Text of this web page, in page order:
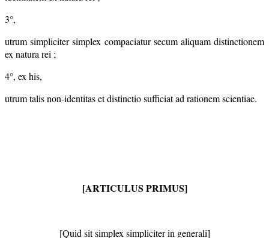
3°,
utrum simpliciter simplex compaciatur secum aliquam distinctionem
ex natura rei ;
4°, ex his,
utrum talis non-identitas et distinctio sufficiat ad rationem scientiae.
[ARTICULUS PRIMUS]
[Quid sit simplex simpliciter in generali]